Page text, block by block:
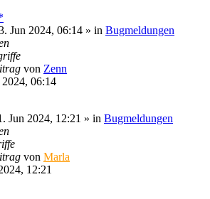
Jun 2024, 06:14 » in Bugmeldungen
von Zenn
06:14
Jun 2024, 12:21 » in Bugmeldungen
von Marla
12:21